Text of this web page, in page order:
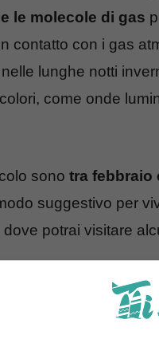
le molecole di gas
contatto con i gas
lunghe notti
come onde
sono tra febbraio
suggestivo per
potrai visitare